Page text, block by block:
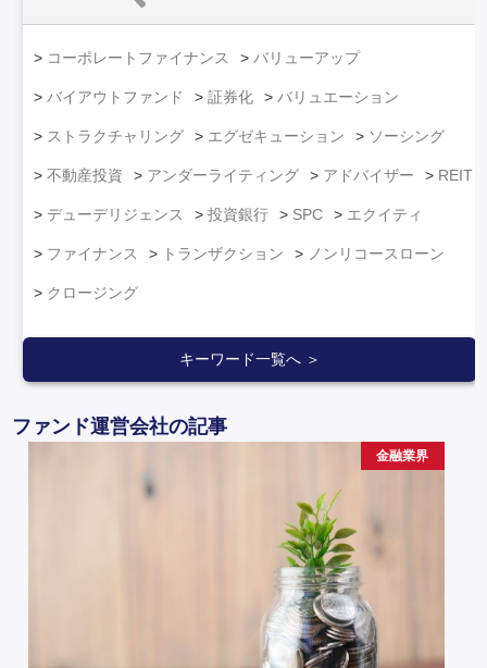
コーポレートファイナンス バリューアップ
バイアウトファンド 証券化 バリュエーション
ストラクチャリング エグゼキューション ソーシング
不動産投資 アンダーライティング アドバイザー REIT
デューデリジェンス 投資銀行 SPC エクイティ
ファイナンス トランザクション ノンリコースローン
クロージング
キーワード一覧へ ＞
ファンド運営会社の記事
金融業界